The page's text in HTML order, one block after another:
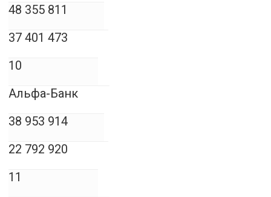
48 355 811
37 401 473
10
Альфа-Банк
38 953 914
22 792 920
11